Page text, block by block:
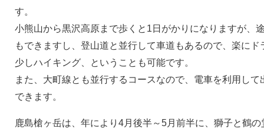
す。
小熊山から黒沢高原まで歩くと1日がかりになりますが、
もできますし、登山道と並行して車道もあるので、楽に
少しハイキング、ということも可能です。
また、大町線とも並行するコースなので、電車を利用し
できます。
鹿島槍ヶ岳は、年により4月後半～5月前半に、獅子と鶴の